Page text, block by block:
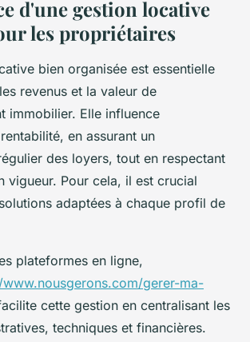
d'une gestion locative
les propriétaires
bien organisée est essentielle
revenus et la valeur de
immobilier. Elle influence
en assurant un
des loyers, tout en respectant
vigueur. Pour cela, il est crucial
adaptées à chaque profil de
plateformes en ligne,
gerer-ma-
cette gestion en centralisant les
techniques et financières.